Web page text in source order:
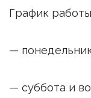
График
—
— суббота и